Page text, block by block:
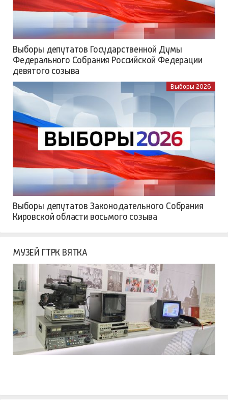
Выборы депутатов Государственной Думы
Федерального Собрания Российской Федерации
девятого созыва
Выборы 2026
Выборы депутатов Законодательного Собрания
Кировской области восьмого созыва
МУЗЕЙ ГТРК ВЯТКА